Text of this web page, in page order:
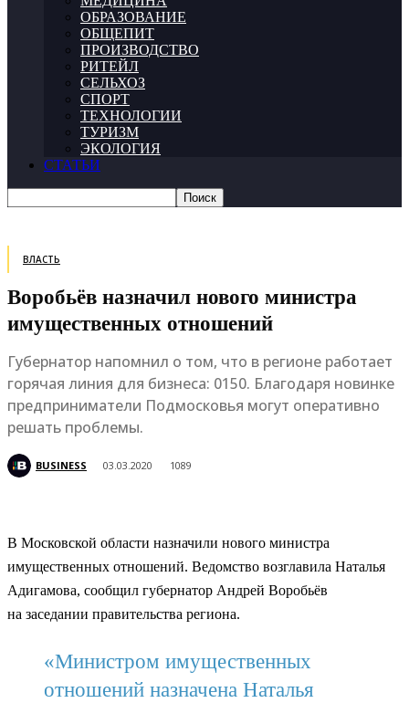
ОБРАЗОВАНИЕ
ОБЩЕПИТ
ПРОИЗВОДСТВО
РИТЕЙЛ
СЕЛЬХОЗ
СПОРТ
ТЕХНОЛОГИИ
ТУРИЗМ
ЭКОЛОГИЯ
СТАТЬИ
ВЛАСТЬ
Воробьёв назначил нового министра
имущественных отношений
Губернатор напомнил о том, что в регионе работает
горячая линия для бизнеса: 0150. Благодаря новинке
предприниматели Подмосковья могут оперативно
решать проблемы.
BUSINESS 03.03.2020 1089
В Московской области назначили нового министра
имущественных отношений. Ведомство возглавила Наталья
Адигамова, сообщил губернатор Андрей Воробьёв
на заседании правительства региона.
«Министром имущественных
отношений назначена Наталья